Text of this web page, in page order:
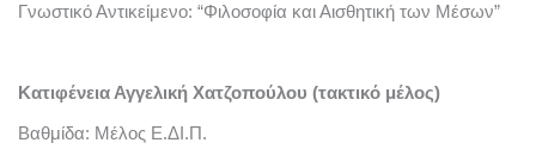
Γνωστικό Αντικείμενο: “Φιλοσοφία και Αισθητική των Μέσων”
Κατιφένεια Αγγελική Χατζοπούλου (τακτικό μέλος)
Βαθμίδα: Μέλος Ε.ΔΙ.Π.